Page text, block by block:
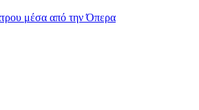
μέσα από την Όπερα